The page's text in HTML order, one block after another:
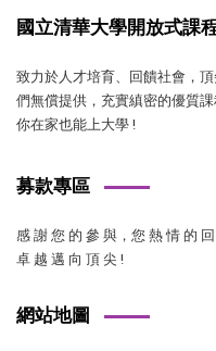
國立清華大學開放式課
致力於人才培育、回饋社會，
們無償提供，充實縝密的優質
你在家也能上大學 !
募款專區
感 謝 您 的 參 與，您 熱 情 的
卓 越 邁 向 頂 尖 !
網站地圖